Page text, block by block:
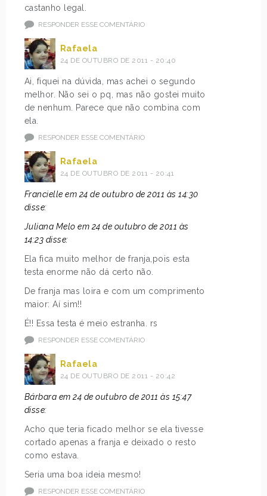
castanho legal.
RESPONDER ESSE COMENTÁRIO
Rafaela
24 DE OUTUBRO DE 2011 - 20:40
Ai, fiquei na dúvida, mas achei o segundo
melhor. Não sei o pq, mas não gostei muito
de nenhum. Parece que não combina com
ela.
RESPONDER ESSE COMENTÁRIO
Rafaela
24 DE OUTUBRO DE 2011 - 20:41
Francielle em 24 de outubro de 2011 às 14:30
disse:
Juliana Melo em 24 de outubro de 2011 às
14:23 disse:
Ela fica muito melhor de franja,pois esta
testa enorme não dá certo não.
De franja mas loira e com um comprimento
maior: Aí sim!!
É!! Essa testa é meio estranha. rs
RESPONDER ESSE COMENTÁRIO
Rafaela
24 DE OUTUBRO DE 2011 - 20:42
Bárbara em 24 de outubro de 2011 às 15:47
disse:
Acho que teria ficado melhor se ela tivesse
cortado apenas a franja e deixado o resto
como estava.
Seria uma boa ideia mesmo!
RESPONDER ESSE COMENTÁRIO